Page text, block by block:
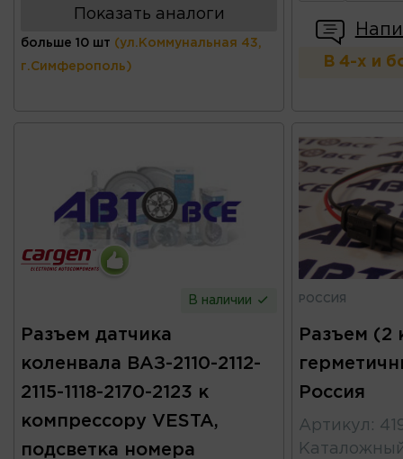
Показать аналоги
больше 10 шт (ул.Коммунальная 43,
г.Симферополь) В 4-х и
В наличии
Разъем датчика
коленвала ВАЗ-2110-2112-
2115-1118-2170-2123 к
компрессору VESTA,
подсветка номера
РОССИЯ
Разъем (2
Россия
Артикул :